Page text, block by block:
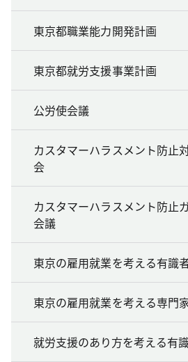
東京都職業能力開発計画
東京都就労支援事業計画
公労使会議
カスタマーハラスメント防止
会
カスタマーハラスメント防止
会議
東京の雇用就業を考える有識
東京の雇用就業を考える専門
就労支援のあり方を考える有